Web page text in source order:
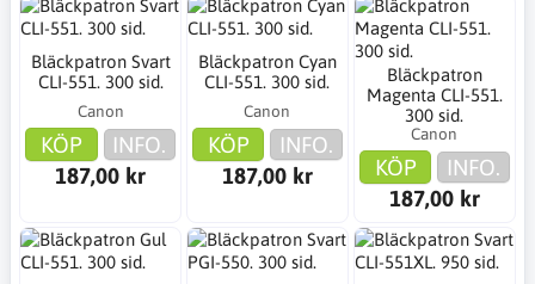
Bläckpatron Svart
CLI-551. 300 sid.
Canon
KÖP
INFO.
187,00 kr
Bläckpatron Cyan
CLI-551. 300 sid.
Canon
KÖP
INFO.
187,00 kr
Bläckpatron
Magenta CLI-551.
300 sid.
Canon
KÖP
INFO.
187,00 kr